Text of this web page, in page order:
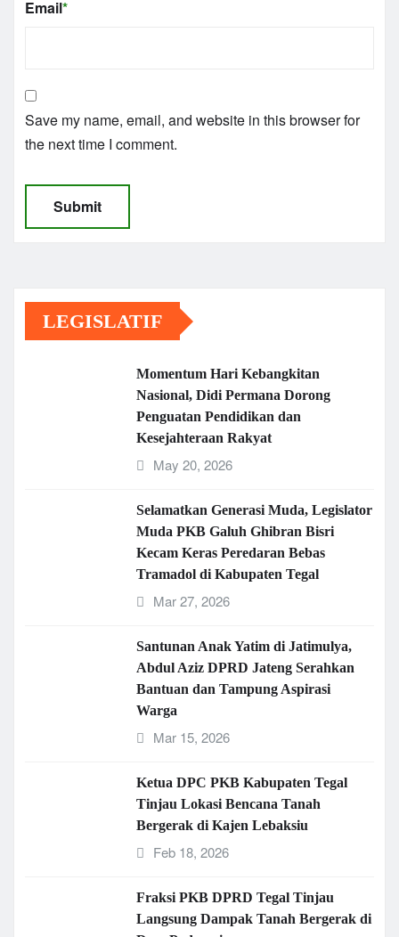
Email*
Save my name, email, and website in this browser for
the next time I comment.
LEGISLATIF
Momentum Hari Kebangkitan
Nasional, Didi Permana Dorong
Penguatan Pendidikan dan
Kesejahteraan Rakyat
May 20, 2026
Selamatkan Generasi Muda, Legislator
Muda PKB Galuh Ghibran Bisri
Kecam Keras Peredaran Bebas
Tramadol di Kabupaten Tegal
Mar 27, 2026
Santunan Anak Yatim di Jatimulya,
Abdul Aziz DPRD Jateng Serahkan
Bantuan dan Tampung Aspirasi
Warga
Mar 15, 2026
Ketua DPC PKB Kabupaten Tegal
Tinjau Lokasi Bencana Tanah
Bergerak di Kajen Lebaksiu
Feb 18, 2026
Fraksi PKB DPRD Tegal Tinjau
Langsung Dampak Tanah Bergerak di